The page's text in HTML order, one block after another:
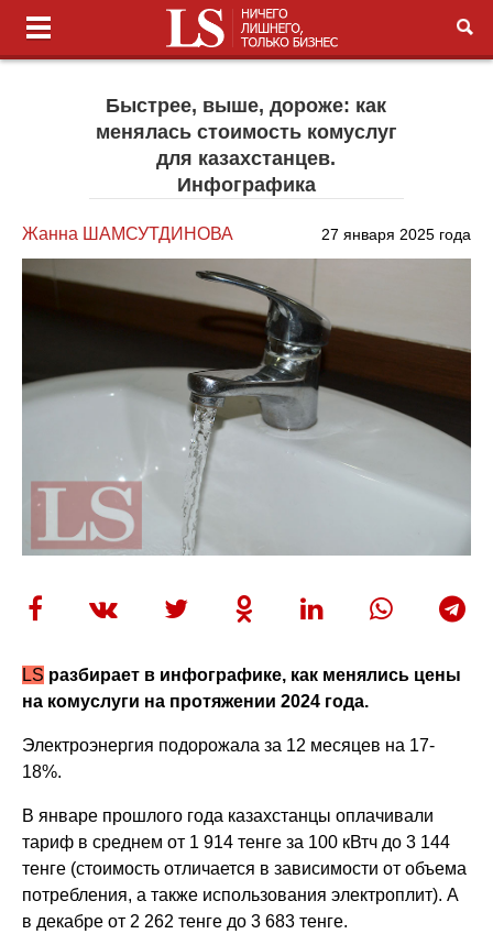
Быстрее, выше, дороже: как
менялась стоимость комуслуг
для казахстанцев.
Инфографика
Жанна ШАМСУТДИНОВА 27 января 2025 года
LS разбирает в инфографике, как менялись цены
на комуслуги на протяжении 2024 года.
Электроэнергия подорожала за 12 месяцев на 17-
18%.
В январе прошлого года казахстанцы оплачивали
тариф в среднем от 1 914 тенге за 100 кВтч до 3 144
тенге (стоимость отличается в зависимости от объема
потребления, а также использования электроплит). А
в декабре от 2 262 тенге до 3 683 тенге.